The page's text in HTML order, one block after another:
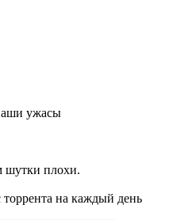
ужасы
шутки плохи.
на каждый день